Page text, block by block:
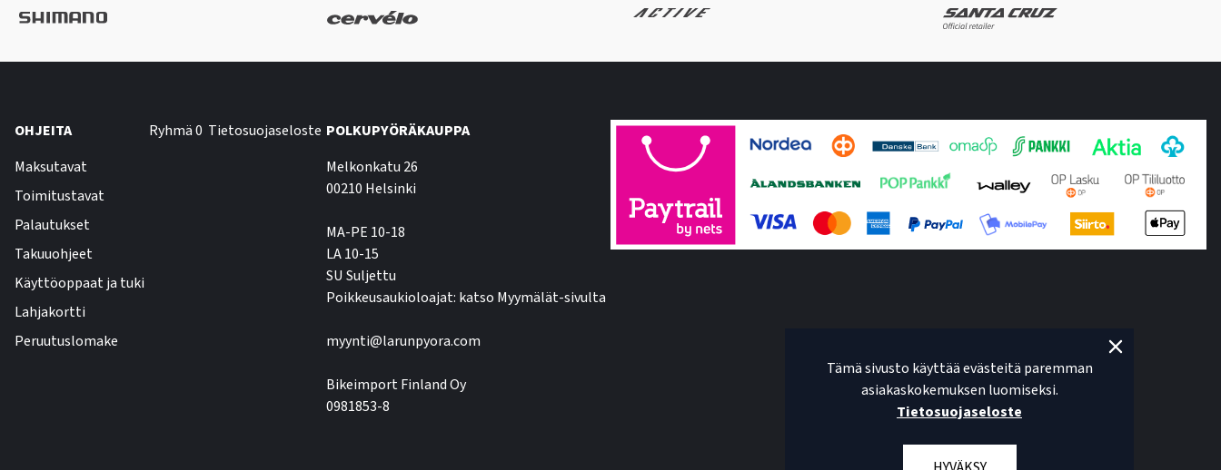
OHJEITA
Maksutavat
Toimitustavat
Palautukset
Takuuohjeet
Käyttöoppaat ja tuki
Lahjakortti
Peruutuslomake
Ryhmä 0 Tietosuojaseloste POLKUPYÖRÄKAUPPA
Melkonkatu 26
00210 Helsinki
MA-PE 10-18
LA 10-15
SU Suljettu
Poikkeusaukioloajat: katso Myymälät-sivulta
myynti@larunpyora.com
Bikeimport Finland Oy
0981853-8
Tämä sivusto käyttää evästeitä paremman
asiakaskokemuksen luomiseksi.
Tietosuojaseloste